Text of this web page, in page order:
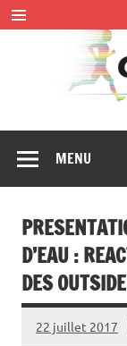
Skip
to
content
MENU
D’EAU :
DES
22 juillet 2017